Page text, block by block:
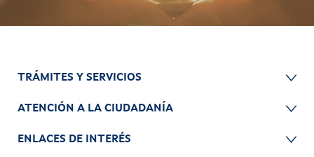
TRÁMITES Y SERVICIOS
ATENCIÓN A LA CIUDADANÍA
ENLACES DE INTERÉS